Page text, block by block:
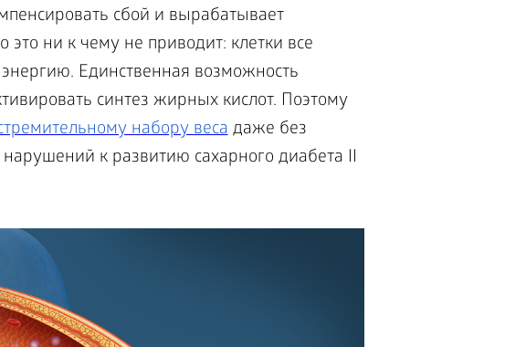
сбой и вырабатывает
ни к чему не приводит: клетки все
Единственная возможность
синтез жирных кислот. Поэтому
набору весадаже без
к развитию сахарного диабета II